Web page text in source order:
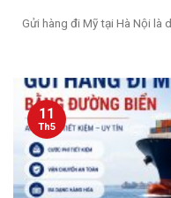
Gửi hàng đi Mỹ tại Hà Nội là
11
Th5